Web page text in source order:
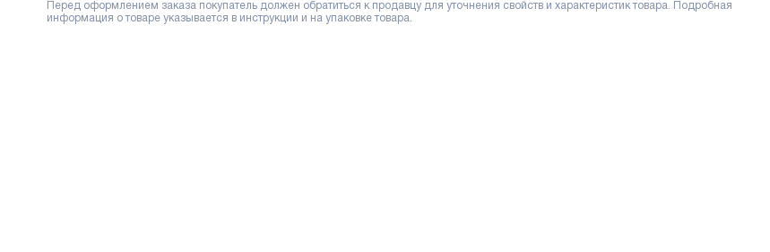
Перед оформлением заказа покупатель должен обратиться к продавцу для уточнения свойств и характеристик товара. Подробная
информация о товаре указывается в инструкции и на упаковке товара.